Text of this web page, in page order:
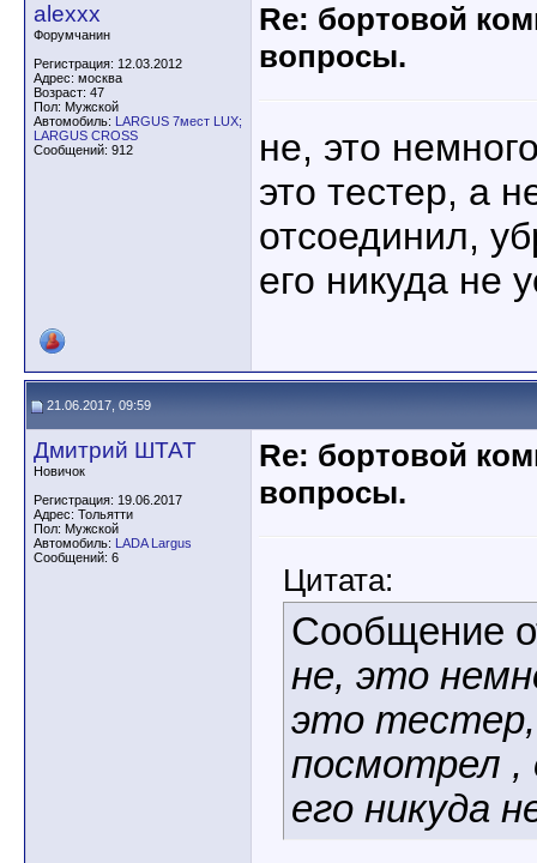
alexxx
Форумчанин
Регистрация: 12.03.2012
Адрес: москва
Возраст: 47
Пол: Мужской
Автомобиль: LARGUS 7мест LUX;
LARGUS CROSS
Сообщений: 912
Re: бортовой
вопросы.
не, это
это тестер, а
отсоединил,
его никуда не
21.06.2017, 09:59
Дмитрий ШТАТ
Новичок
Регистрация: 19.06.2017
Адрес: Тольятти
Пол: Мужской
Автомобиль: LADA Largus
Сообщений: 6
Re: бортовой
вопросы.
Цитата:
Сообщение
не, это
это тестер,
посмотрел ,
его никуда